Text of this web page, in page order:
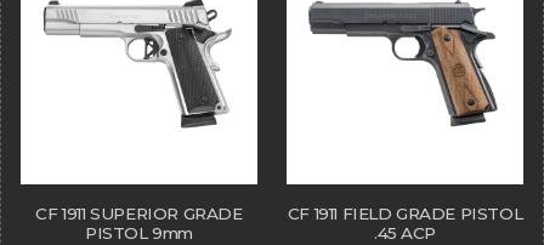
CF 1911 SUPERIOR GRADE
PISTOL 9mm
CF 1911 FIELD GRADE PISTOL
.45 ACP